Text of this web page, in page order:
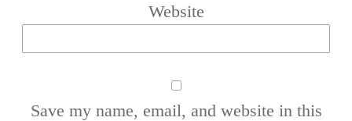
Website
Save my name, email, and website in this